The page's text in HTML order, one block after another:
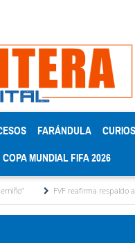
FARÁNDULA
COPA MUNDIAL FIFA 2026
FVF reafirma respaldo a Gianni